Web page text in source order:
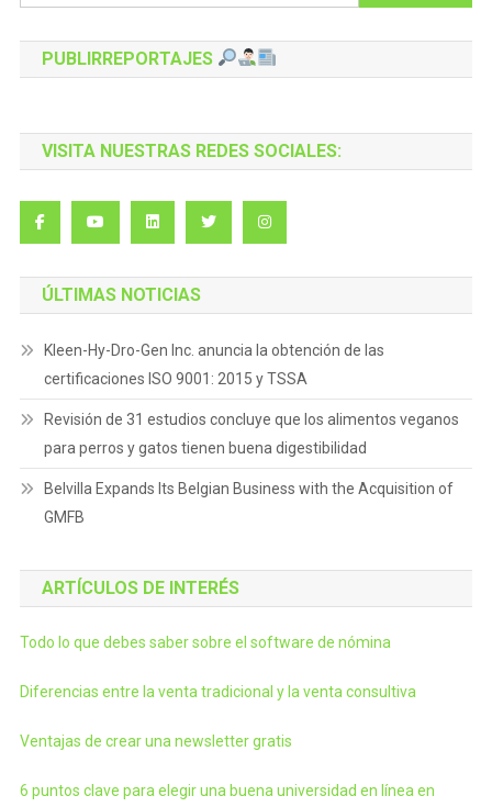
PUBLIRREPORTAJES
VISITA NUESTRAS REDES SOCIALES:
ÚLTIMAS NOTICIAS
Kleen-Hy-Dro-Gen Inc. anuncia la obtención de las
certificaciones ISO 9001: 2015 y TSSA
Revisión de 31 estudios concluye que los alimentos veganos
para perros y gatos tienen buena digestibilidad
Belvilla Expands Its Belgian Business with the Acquisition of
GMFB
ARTÍCULOS DE INTERÉS
Todo lo que debes saber sobre el software de nómina
Diferencias entre la venta tradicional y la venta consultiva
Ventajas de crear una newsletter gratis
6 puntos clave para elegir una buena universidad en línea en